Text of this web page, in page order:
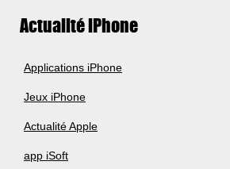
Actualité iPhone
Applications iPhone
Jeux iPhone
Actualité Apple
app iSoft